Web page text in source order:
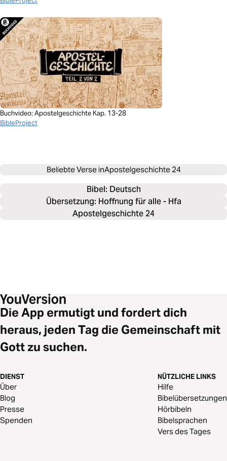
Buchvideo: Apostelgeschichte Kap. 13-28
BibleProject
Beliebte Verse inApostelgeschichte 24
Bibel: Deutsch
Übersetzung: Hoffnung für alle - Hfa
Apostelgeschichte 24
Die App ermutigt und fordert dich
heraus, jeden Tag die Gemeinschaft mit
Gott zu suchen.
DIENST
Über
Blog
Presse
Spenden
NÜTZLICHE LINKS
Hilfe
Bibelübersetzungen
Hörbibeln
Bibelsprachen
Vers des Tages